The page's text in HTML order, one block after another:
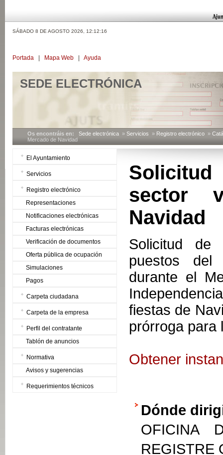
SÁBADO 8 DE AGOSTO 2026, 12:12:17
Portada Mapa Web Ayuda
SEDE ELECTRÓNICA
Os encontráis en: Sede electrónica » Servicios » Registro electrónico »
Mercado de Navidad
El Ayuntamiento
Servicios
Registro electrónico
Representaciones
Notificaciones electrónicas
Facturas electrónicas
Verificación de documentos
Oferta pública de ocupación
Simulaciones
Pagos
Carpeta ciudadana
Carpeta de la empresa
Perfil del contratante
Tablón de anuncios
Normativa
Avisos y sugerencias
Requerimientos técnicos
sector
Navidad
Solicitud de
puestos del
durante el
fiestas de
prórroga para
Obtener
Dónde
OFICINA
REGISTRE